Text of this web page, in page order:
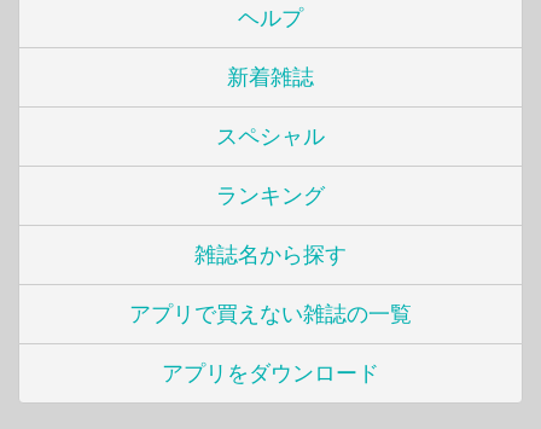
ヘルプ
新着雑誌
スペシャル
ランキング
雑誌名から探す
アプリで買えない雑誌の一覧
アプリをダウンロード